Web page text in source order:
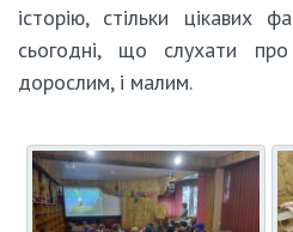
історію, стільки цікавих
сьогодні, що слухати
дорослим, і малим.